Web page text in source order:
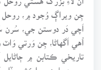
جِن ويراڳ وُجود ۾، روحل
اَچي دَر دوستن جي، سُرن
اُهي اَگهاڻا، جِن وَرتي
تاريخي ڪتابن ۾
جي درٻارن ۾ اڪثر وڏا